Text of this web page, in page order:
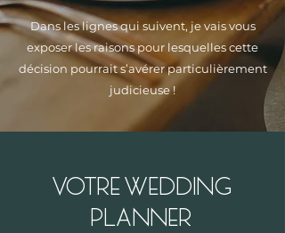
Dans les lignes qui suivent, je vais vous
exposer les raisons pour lesquelles cette
décision pourrait s’avérer particulièrement
judicieuse !
VOTRE WEDDING
PLANNER